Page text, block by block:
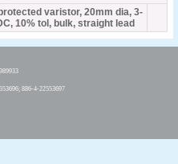
varistor, 20mm dia, 3-
10% tol, bulk, straight lead
886-4-22553697